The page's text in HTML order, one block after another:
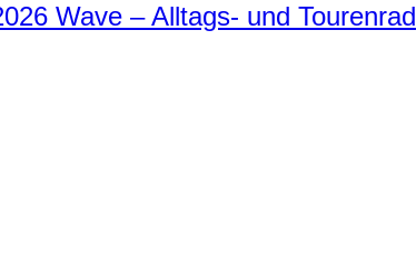
Wave – Alltags- und Tourenrad